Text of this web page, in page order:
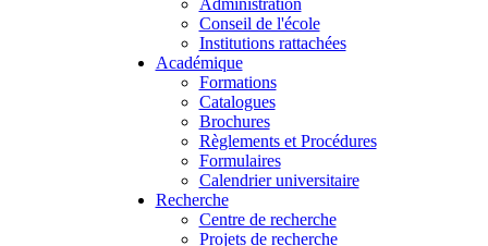
Administration
Conseil de l'école
Institutions rattachées
Académique
Formations
Catalogues
Brochures
Règlements et Procédures
Formulaires
Calendrier universitaire
Recherche
Centre de recherche
Projets de recherche